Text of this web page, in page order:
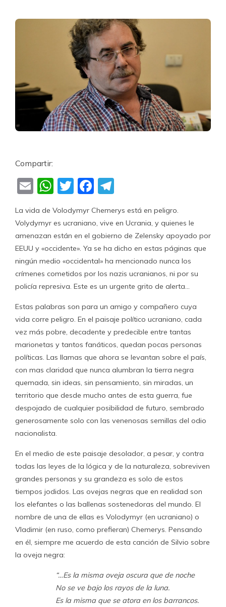
Compartir:
EmailWhatsApp
TwitterFacebook
La vida de Volodymyr Chemerys está en peligro.
Volydymyr es ucraniano, vive en Ucrania, y quienes le
amenazan están en el gobierno de Zelensky apoyado por
EEUU y «occidente». Ya se ha dicho en estas páginas que
ningún medio «occidental» ha mencionado nunca los
crímenes cometidos por los nazis ucranianos, ni por su
policía represiva. Este es un urgente grito de alerta…
Estas palabras son para un amigo y compañero cuya
vida corre peligro. En el paisaje político ucraniano, cada
vez más pobre, decadente y predecible entre tantas
marionetas y tantos fanáticos, quedan pocas personas
políticas. Las llamas que ahora se levantan sobre el país,
con mas claridad que nunca alumbran la tierra negra
quemada, sin ideas, sin pensamiento, sin miradas, un
territorio que desde mucho antes de esta guerra, fue
despojado de cualquier posibilidad de futuro, sembrado
generosamente solo con las venenosas semillas del odio
nacionalista.
En el medio de este paisaje desolador, a pesar, y contra
todas las leyes de la lógica y de la naturaleza, sobreviven
grandes personas y su grandeza es solo de estos
tiempos jodidos. Las ovejas negras que en realidad son
los elefantes o las ballenas sostenedoras del mundo. El
nombre de una de ellas es Volodymyr (en ucraniano) o
Vladimir (en ruso, como prefieran) Chemerys. Pensando
en él, siempre me acuerdo de esta canción de Silvio sobre
la oveja negra:
“…Es la misma oveja oscura que de noche
No se ve bajo los rayos de la luna.
Es la misma que se atora en los barrancos.